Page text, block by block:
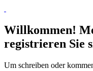
Willkommen!
registrieren Sie
Um schreiben oder